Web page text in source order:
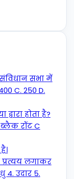
सभा में
C. 250 D.
होता है?
रॉट C
लगाकर
4. उदार 5.